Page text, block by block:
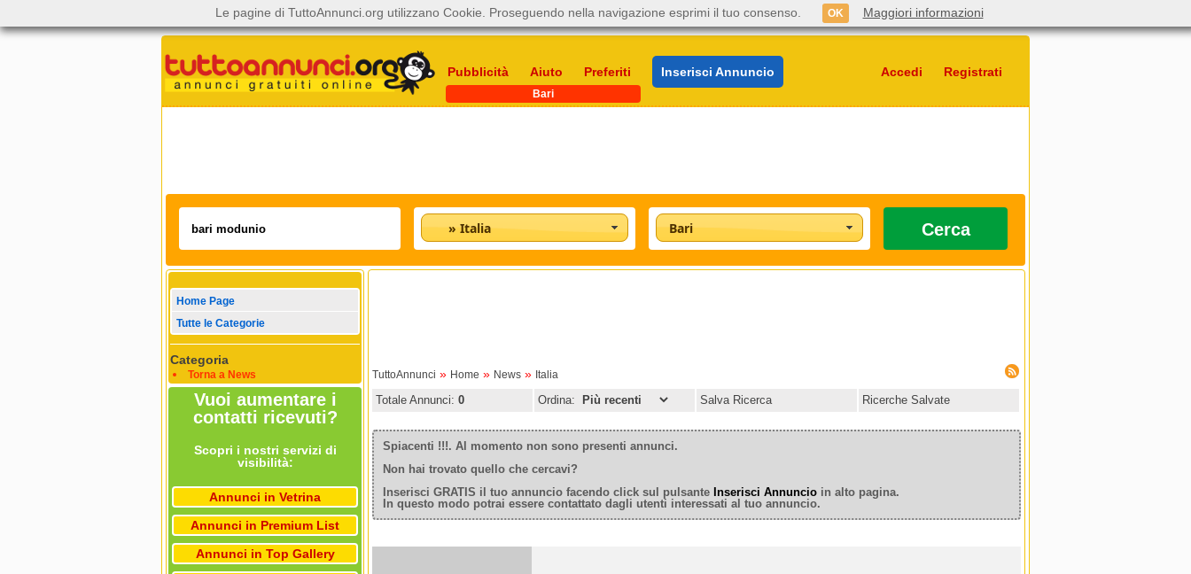
Pubblicità Aiuto Preferiti Inserisci Annuncio Accedi Registrati
Bari
» Italia Bari Cerca
Home Page
Tutte le Categorie
Categoria
Torna a News
Vuoi aumentare i
contatti ricevuti?
Scopri i nostri servizi di
visibilità:
Annunci in Vetrina
Annunci in Premium List
Annunci in Top Gallery
TuttoAnnunci » Home » News » Italia
Totale Annunci: 0 Ordina: Salva Ricerca Ricerche Salvate
Spiacenti !!!. Al momento non sono presenti annunci.
Non hai trovato quello che cercavi?
Inserisci GRATIS il tuo annuncio facendo click sul pulsante Inserisci Annuncio in alto pagina.
In questo modo potrai essere contattato dagli utenti interessati al tuo annuncio.
Le pagine di TuttoAnnunci.org utilizzano Cookie. Proseguendo nella navigazione esprimi il tuo consenso. OK Maggiori informazioni